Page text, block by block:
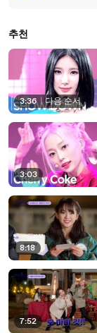
추천
3:36 | 다음 순서
3:03
8:18
7:52